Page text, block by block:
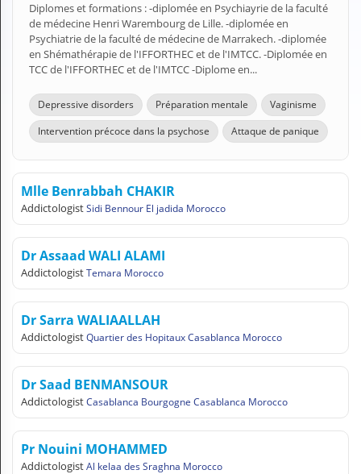
Health professional
Pharmaceutical
Medical questions
Laboratory
Veterinarian
A
C
C
O
U
N
T
EN English
Diplomes et formations : -diplomée en Psychiayrie de la faculté
de médecine Henri Warembourg de Lille. -diplomée en
Psychiatrie de la faculté de médecine de Marrakech. -diplomée
en Shémathérapie de l'IFFORTHEC et de l'IMTCC. -Diplomée en
TCC de l'IFFORTHEC et de l'IMTCC -Diplome en...
Depressive disorders Préparation mentale
Vaginisme
Intervention précoce dans la psychose
Attaque de panique
Mlle Benrabbah CHAKIR
AddictologistSidi Bennour El jadida Morocco
Dr Assaad WALI ALAMI
AddictologistTemara Morocco
Dr Sarra WALIAALLAH
AddictologistQuartier des Hopitaux Casablanca Morocco
Dr Saad BENMANSOUR
AddictologistCasablanca Bourgogne Casablanca Morocco
Pr Nouini MOHAMMED
AddictologistAl kelaa des Sraghna Morocco